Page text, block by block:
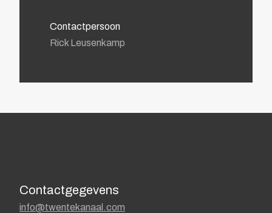
Contactpersoon
Rick Leusenkamp
Contactgegevens
info@twentekanaal.com